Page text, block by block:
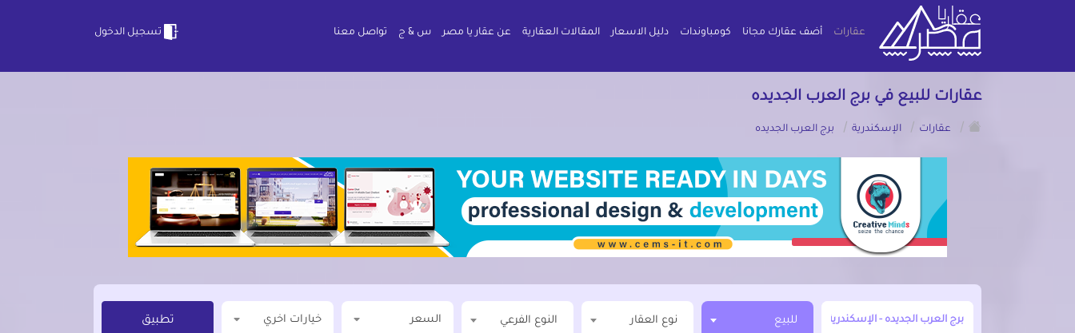
عقارات أضف عقارك مجانا كومباوندات دليل الاسعار المقالات العقارية عن عقار يا مصر س & ج تواصل معنا تسجيل الدخول
عقارات للبيع في برج العرب الجديده
/
عقارات / الإسكندرية / برج العرب الجديده
أبحث عن مدينة, محافظة, حي للبيع نوع العقار النوع الفرعي السعر خيارات اخري تطبيق